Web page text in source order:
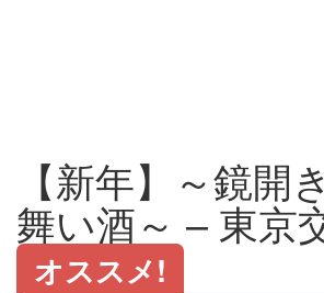
【新年】～鏡開
舞い酒～ – 東京
オススメ!